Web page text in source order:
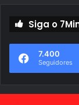
Siga o
7.400
Seguidores